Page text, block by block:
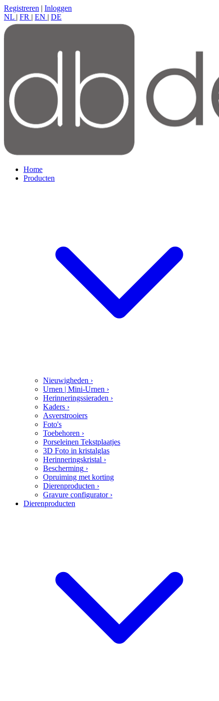
Registreren | Inloggen
NL | FR | EN | DE
Home
Producten
Nieuwigheden ›
Urnen | Mini-Urnen ›
Herinneringssieraden ›
Kaders ›
Asverstrooiers
Foto's
Toebehoren ›
Porseleinen Tekstplaatjes
3D Foto in kristalglas
Herinneringskristal ›
Bescherming ›
Opruiming met korting
Dierenproducten ›
Gravure configurator ›
Dierenproducten